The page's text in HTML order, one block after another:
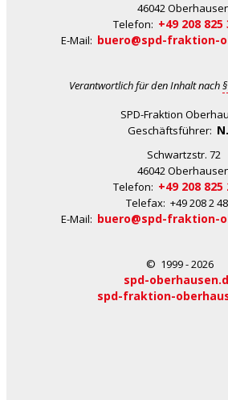
46042
Telefon: +49 208 825
E-Mail: buero@spd-fraktion-
Verantwortlich für den Inhalt nach
SPD-Fraktion
Geschäftsführer:
Schwartzstr. 72
46042
Telefon: +49 208 825
Telefax: +49 208 2
E-Mail: buero@spd-fraktion-
© 1999 - 2026
spd-
spd-fraktion-